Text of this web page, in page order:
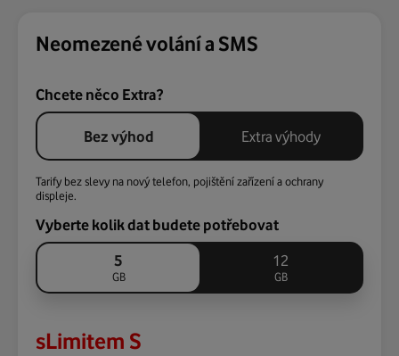
Neomezené volání a SMS
Chcete něco Extra?
Bez výhod Extra výhody
Tarify bez slevy na nový telefon, pojištění zařízení a ochrany
displeje.
Vyberte kolik dat budete potřebovat
5
GB
12
GB
sLimitem S